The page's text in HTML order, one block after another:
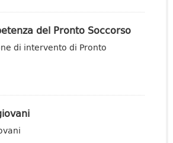
del Pronto Soccorso
di intervento di Pronto